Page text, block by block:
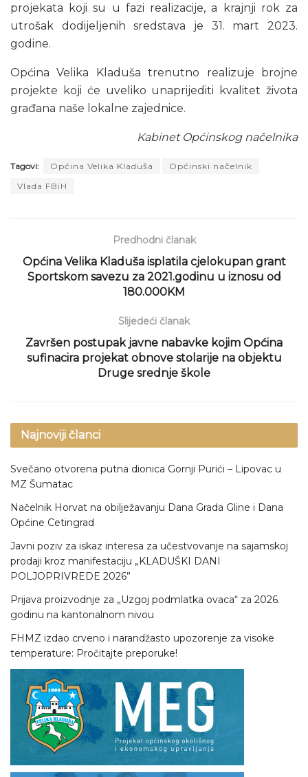
projekata koji su u fazi realizacije, a krajnji rok za
utrošak dodijeljenih sredstava je 31. mart 2023.
godine.
Općina Velika Kladuša trenutno realizuje brojne
projekte koji će uveliko unaprijediti kvalitet života
građana naše lokalne zajednice.
Kabinet Općinskog načelnika
Tagovi: Općina Velika Kladuša
Općinski načelnik
Vlada FBiH
Predhodni članak
Općina Velika Kladuša isplatila cjelokupan grant
Sportskom savezu za 2021.godinu u iznosu od
180.000KM
Slijedeći članak
Završen postupak javne nabavke kojim Općina
sufinacira projekat obnove stolarije na objektu
Druge srednje škole
Najnoviji članci
Svečano otvorena putna dionica Gornji Purići – Lipovac u
MZ Šumatac
Načelnik Horvat na obilježavanju Dana Grada Gline i Dana
Općine Cetingrad
Javni poziv za iskaz interesa za učestvovanje na sajamskoj
prodaji kroz manifestaciju „KLADUŠKI DANI
POLJOPRIVREDE 2026”
Prijava proizvodnje za „Uzgoj podmlatka ovaca“ za 2026.
godinu na kantonalnom nivou
FHMZ izdao crveno i narandžasto upozorenje za visoke
temperature: Pročitajte preporuke!